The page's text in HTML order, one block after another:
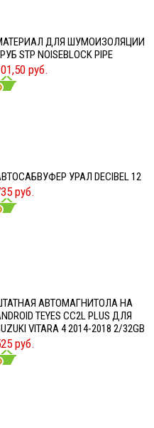
ДЛЯ ШУМОИЗОЛЯЦИИ
STP NOISEBLOCK PIPE
руб.
УРАЛ DECIBEL 12
руб.
АВТОМАГНИТОЛА НА
TEYES CC2L PLUS ДЛЯ
VITARA 4 2014-2018 2/32GB
руб.